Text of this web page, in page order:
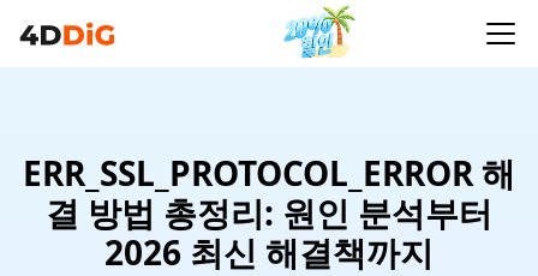
ERR_SSL_PROTOCOL_ERROR 해
결 방법 총정리: 원인 분석부터
2026 최신 해결책까지